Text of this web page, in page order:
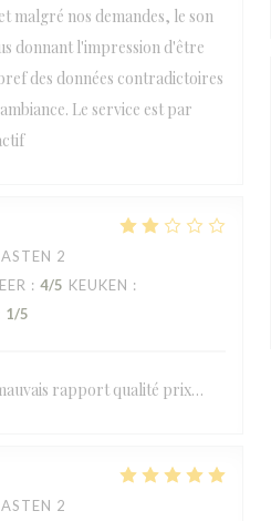
malgré nos demandes, le son
donnant l'impression d'être
des données contradictoires
Le service est par
2
: 4/5 KEUKEN :
1/5
rapport qualité prix…
2